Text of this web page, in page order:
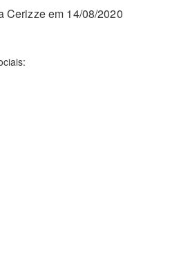
Cerizze em 14/08/2020